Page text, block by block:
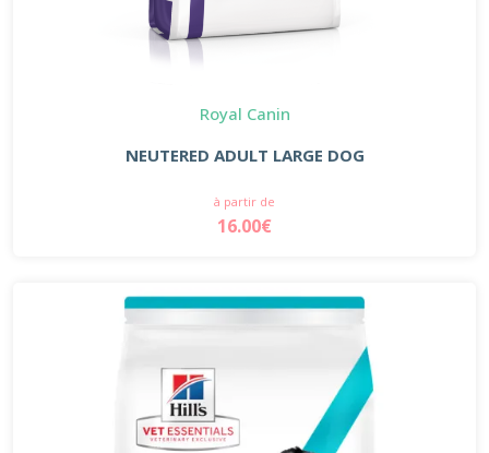
Royal Canin
NEUTERED ADULT LARGE DOG
à partir de
16.00€